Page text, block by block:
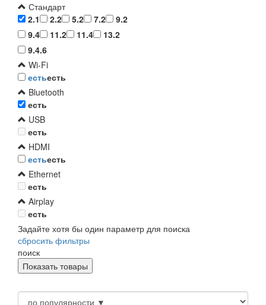
Стандарт
2.1
2.2 5.2 7.2
9.2
9.4
11.2 11.4
13.2
9.4.6
Wi-Fi
естьесть
Bluetooth
есть
USB
есть
HDMI
естьесть
Ethernet
есть
Airplay
есть
Задайте хотя бы один параметр для поиска
сбросить фильтры
поиск